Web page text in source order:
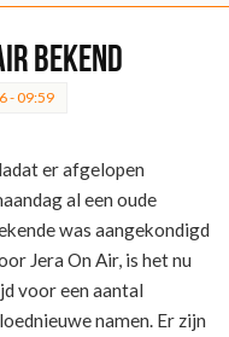
bekend
- 09:59
er afgelopen
al een oude
was aangekondigd
Jera On Air, is het nu
voor een aantal
namen. Er zijn